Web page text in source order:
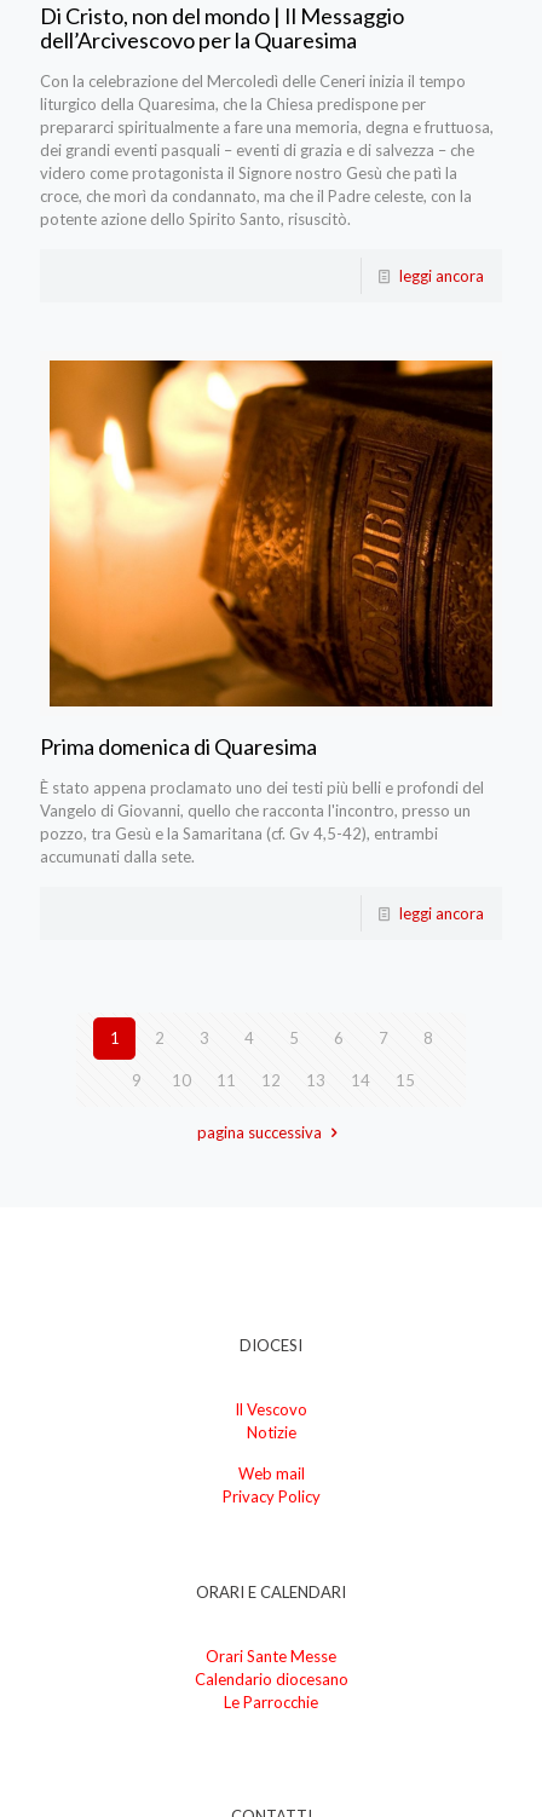
Di Cristo, non del mondo | Il Messaggio
dell’Arcivescovo per la Quaresima
Con la celebrazione del Mercoledì delle Ceneri ini­zia il tempo
liturgico della Quaresima, che la Chiesa predispone per
prepararci spiritualmente a fare una memoria, degna e fruttuosa,
dei grandi eventi pasquali – eventi di grazia e di salvezza – che
videro come protagonista il Signore nostro Gesù che patì la
croce, che morì da condannato, ma che il Padre celeste, con la
potente azione dello Spirito Santo, risuscitò.
leggi ancora
Prima domenica di Quaresima
È stato appena proclamato uno dei testi più belli e profondi del
Vangelo di Giovanni, quello che racconta l'incontro, presso un
pozzo, tra Gesù e la Samaritana (cf. Gv 4,5-42), entrambi
accumunati dalla sete.
leggi ancora
1 2 3 4 5 6 7 8
9 10 11 12 13 14 15
pagina successiva
DIOCESI
Il Vescovo
Notizie
Web mail
Privacy Policy
ORARI E CALENDARI
Orari Sante Messe
Calendario diocesano
Le Parrocchie